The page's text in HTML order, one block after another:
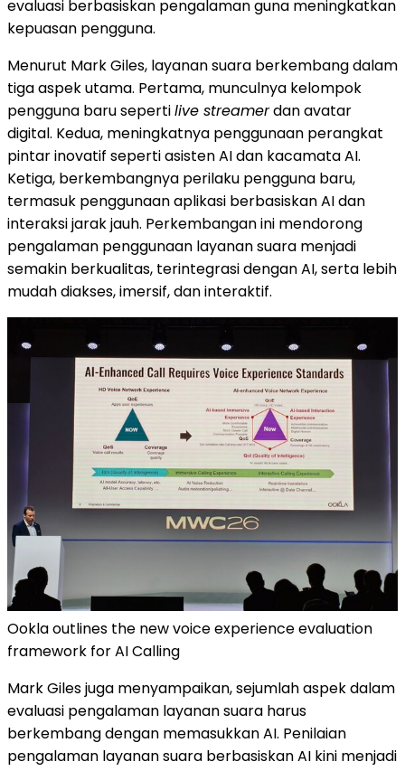
evaluasi berbasiskan pengalaman guna meningkatkan
kepuasan pengguna.
Menurut Mark Giles, layanan suara berkembang dalam
tiga aspek utama. Pertama, munculnya kelompok
pengguna baru sepertilive streamerdan avatar
digital. Kedua, meningkatnya penggunaan perangkat
pintar inovatif seperti asisten AI dan kacamata AI.
Ketiga, berkembangnya perilaku pengguna baru,
termasuk penggunaan aplikasi berbasiskan AI dan
interaksi jarak jauh. Perkembangan ini mendorong
pengalaman penggunaan layanan suara menjadi
semakin berkualitas, terintegrasi dengan AI, serta lebih
mudah diakses, imersif, dan interaktif.
Ookla outlines the new voice experience evaluation
framework for AI Calling
Mark Giles juga menyampaikan, sejumlah aspek dalam
evaluasi pengalaman layanan suara harus
berkembang dengan memasukkan AI. Penilaian
pengalaman layanan suara berbasiskan AI kini menjadi